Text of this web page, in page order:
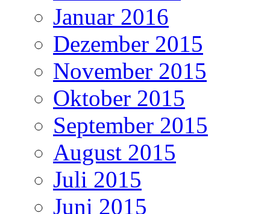
Januar 2016
Dezember 2015
November 2015
Oktober 2015
September 2015
August 2015
Juli 2015
Juni 2015